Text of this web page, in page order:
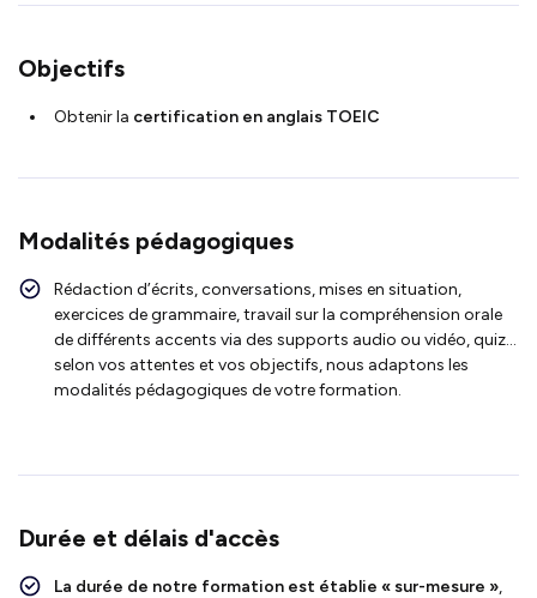
Objectifs
Obtenir la certification en anglais TOEIC
Modalités pédagogiques
Rédaction d’écrits, conversations, mises en situation,
exercices de grammaire, travail sur la compréhension orale
de différents accents via des supports audio ou vidéo, quiz…
selon vos attentes et vos objectifs, nous adaptons les
modalités pédagogiques de votre formation.
Durée et délais d'accès
La durée de notre formation est établie « sur-mesure »,